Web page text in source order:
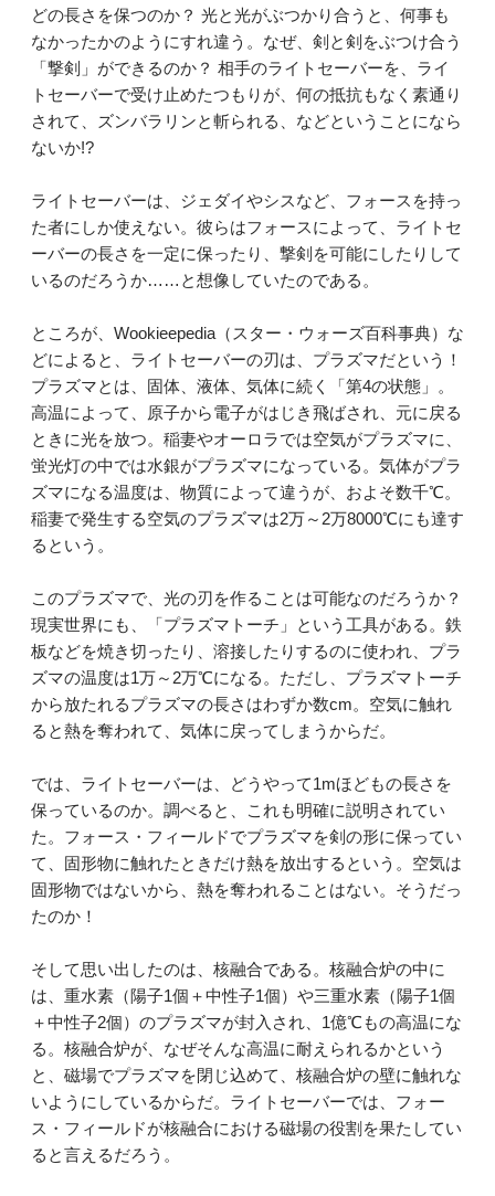
どの長さを保つのか？ 光と光がぶつかり合うと、何事も
なかったかのようにすれ違う。なぜ、剣と剣をぶつけ合う
「撃剣」ができるのか？ 相手のライトセーバーを、ライ
トセーバーで受け止めたつもりが、何の抵抗もなく素通り
されて、ズンバラリンと斬られる、などということになら
ないか!?
ライトセーバーは、ジェダイやシスなど、フォースを持っ
た者にしか使えない。彼らはフォースによって、ライトセ
ーバーの長さを一定に保ったり、撃剣を可能にしたりして
いるのだろうか……と想像していたのである。
ところが、Wookieepedia（スター・ウォーズ百科事典）な
どによると、ライトセーバーの刃は、プラズマだという！
プラズマとは、固体、液体、気体に続く「第4の状態」。
高温によって、原子から電子がはじき飛ばされ、元に戻る
ときに光を放つ。稲妻やオーロラでは空気がプラズマに、
蛍光灯の中では水銀がプラズマになっている。気体がプラ
ズマになる温度は、物質によって違うが、およそ数千℃。
稲妻で発生する空気のプラズマは2万～2万8000℃にも達す
るという。
このプラズマで、光の刃を作ることは可能なのだろうか？
現実世界にも、「プラズマトーチ」という工具がある。鉄
板などを焼き切ったり、溶接したりするのに使われ、プラ
ズマの温度は1万～2万℃になる。ただし、プラズマトーチ
から放たれるプラズマの長さはわずか数cm。空気に触れ
ると熱を奪われて、気体に戻ってしまうからだ。
では、ライトセーバーは、どうやって1mほどもの長さを
保っているのか。調べると、これも明確に説明されてい
た。フォース・フィールドでプラズマを剣の形に保ってい
て、固形物に触れたときだけ熱を放出するという。空気は
固形物ではないから、熱を奪われることはない。そうだっ
たのか！
そして思い出したのは、核融合である。核融合炉の中に
は、重水素（陽子1個＋中性子1個）や三重水素（陽子1個
＋中性子2個）のプラズマが封入され、1億℃もの高温にな
る。核融合炉が、なぜそんな高温に耐えられるかという
と、磁場でプラズマを閉じ込めて、核融合炉の壁に触れな
いようにしているからだ。ライトセーバーでは、フォー
ス・フィールドが核融合における磁場の役割を果たしてい
ると言えるだろう。